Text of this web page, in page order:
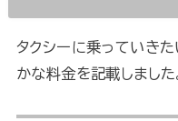
タクシーに乗っていき
かな料金を記載しました